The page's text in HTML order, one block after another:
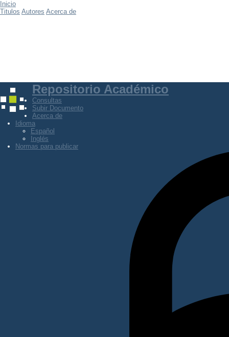
Inicio
Titulos Autores Acerca de
Repositorio Académico
Consultas
Subir Documento
Acerca de
Idioma
Español
Inglés
Normas para publicar